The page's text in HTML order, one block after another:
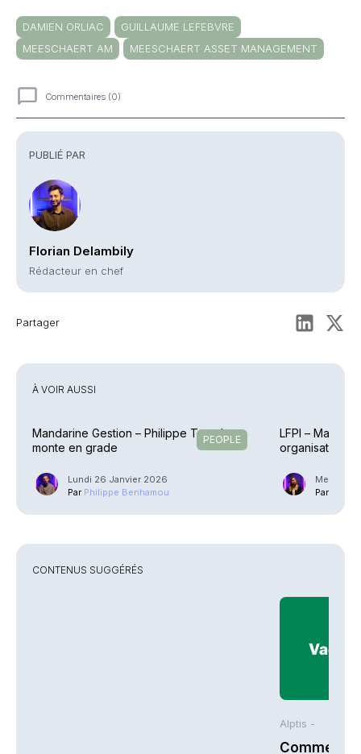
PUBLIÉ PAR
Florian Delambily
Rédacteur en chef
Partager
DAMIEN ORLIAC
GUILLAUME LEFEBVRE
MEESCHAERT AM
MEESCHAERT ASSET MANAGEMENT
Commentaires (0)
À VOIR AUSSI
PEOPLE
Mandarine Gestion – Philippe Tranchet
monte en grade
Lundi 26 Janvier 2026
Par Philippe Benhamou
LFPI –
organisation…
Mercredi
Par
CONTENUS SUGGÉRÉS
Alptis -
Comment